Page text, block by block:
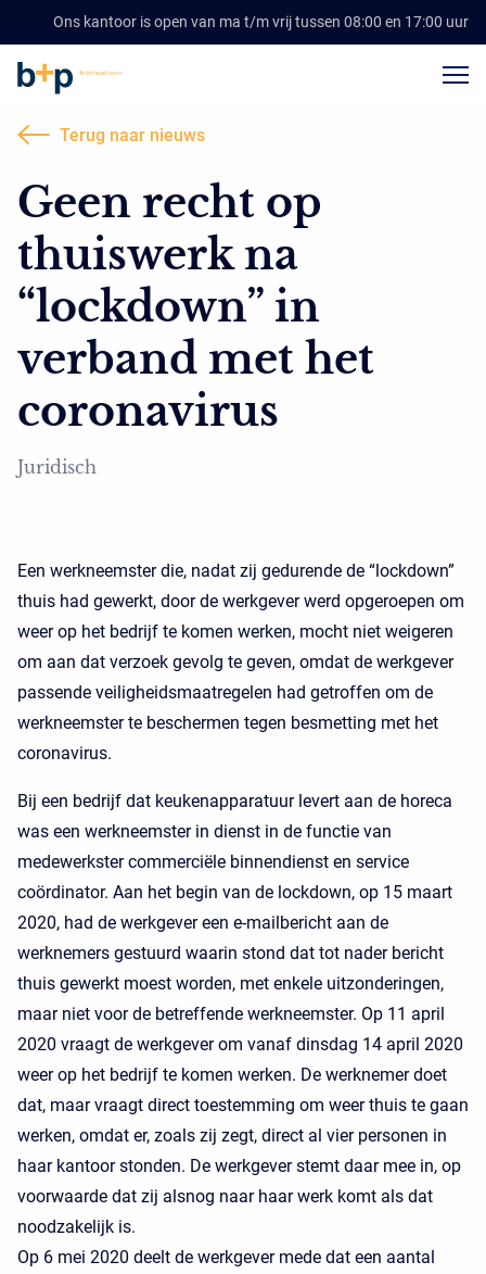
Ons kantoor is open van ma t/m vrij tussen 08:00 en 17:00 uur
Terug naar nieuws
Geen recht op
thuiswerk na
“lockdown” in
verband met het
coronavirus
Juridisch
Een werkneemster die, nadat zij gedurende de “lockdown”
thuis had gewerkt, door de werkgever werd opgeroepen om
weer op het bedrijf te komen werken, mocht niet weigeren
om aan dat verzoek gevolg te geven, omdat de werkgever
passende veiligheidsmaatregelen had getroffen om de
werkneemster te beschermen tegen besmetting met het
coronavirus.
Bij een bedrijf dat keukenapparatuur levert aan de horeca
was een werkneemster in dienst in de functie van
medewerkster commerciële binnendienst en service
coördinator. Aan het begin van de lockdown, op 15 maart
2020, had de werkgever een e-mailbericht aan de
werknemers gestuurd waarin stond dat tot nader bericht
thuis gewerkt moest worden, met enkele uitzonderingen,
maar niet voor de betreffende werkneemster. Op 11 april
2020 vraagt de werkgever om vanaf dinsdag 14 april 2020
weer op het bedrijf te komen werken. De werknemer doet
dat, maar vraagt direct toestemming om weer thuis te gaan
werken, omdat er, zoals zij zegt, direct al vier personen in
haar kantoor stonden. De werkgever stemt daar mee in, op
voorwaarde dat zij alsnog naar haar werk komt als dat
noodzakelijk is.
Op 6 mei 2020 deelt de werkgever mede dat een aantal